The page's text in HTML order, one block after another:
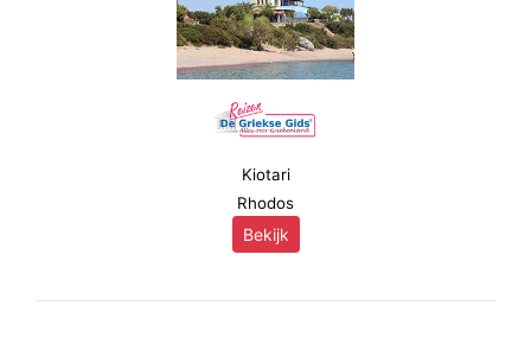
Kiotari
Rhodos
Bekijk